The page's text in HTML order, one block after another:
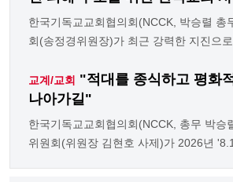
한국기독교교회협의회(NCCK, 박승렬 총
회(송정경위원장)가 최근 강력한 지진으로
교계/교회 "적대를 종식하고 평화
나아가길"
한국기독교교회협의회(NCCK, 총무 박승
위원회(위원장 김현호 사제)가 2026년